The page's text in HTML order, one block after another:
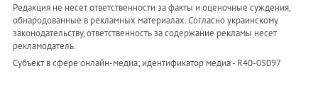
Редакция не несет ответственности за факты и оценочные суждения,
обнародованные в рекламных материалах. Согласно украинскому
законодательству, ответственность за содержание рекламы несет
рекламодатель.
Субъект в сфере онлайн-медиа; идентификатор медиа - R40-05097